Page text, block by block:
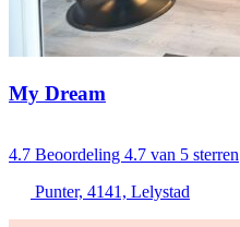
My Dream
4.7 Beoordeling 4.7 van 5 sterren
Punter, 4141, Lelystad